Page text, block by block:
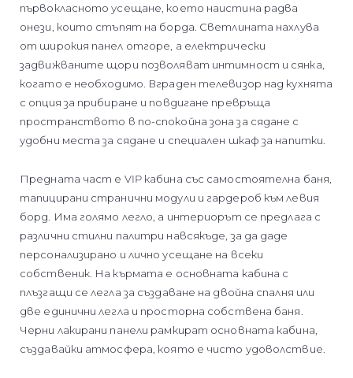
първокласното усещане, което наистина радва
онези, които стъпят на борда. Светлината нахлува
от широкия панел отгоре, а електрически
задвижваните щори позволяват интимност и сянка,
когато е необходимо. Вграден телевизор над кухнята
с опция за прибиране и повдигане превръща
пространството в по-спокойна зона за сядане с
удобни места за сядане и специален шкаф за напитки.
Предната част е VIP кабина със самостоятелна баня,
тапицирани странични модули и гардероб към левия
борд. Има голямо легло, а интериорът се предлага с
различни стилни палитри навсякъде, за да даде
персонализирано и лично усещане на всеки
собственик. На кърмата е основната кабина с
плъзгащи се легла за създаване на двойна спалня или
две единични легла и просторна собствена баня.
Черни лакирани панели рамкират основната кабина,
създавайки атмосфера, която е чисто удоволствие.